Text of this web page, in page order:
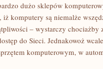
dużo sklepów
iż komputery są niemalże
– wystarczy chociażby
do Sieci. Jednakowoż
komputerowym, w